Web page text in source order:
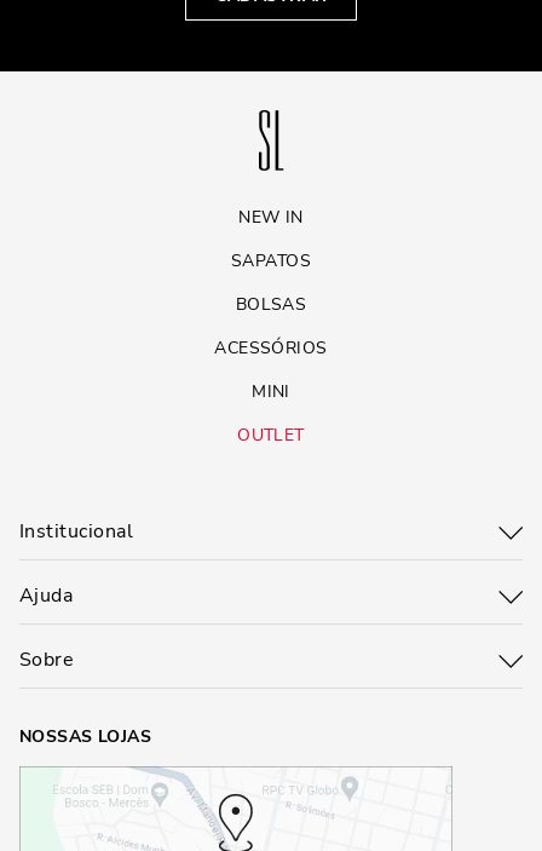
NEW IN
SAPATOS
BOLSAS
ACESSÓRIOS
MINI
OUTLET
Institucional
Ajuda
Sobre
NOSSAS LOJAS